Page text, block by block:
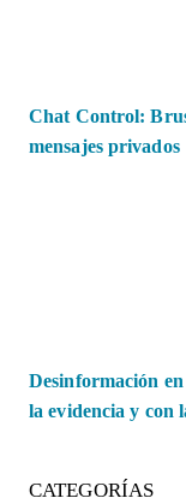
Chat Control:
mensajes privados
Desinformación
la evidencia y con
CATEGORÍAS